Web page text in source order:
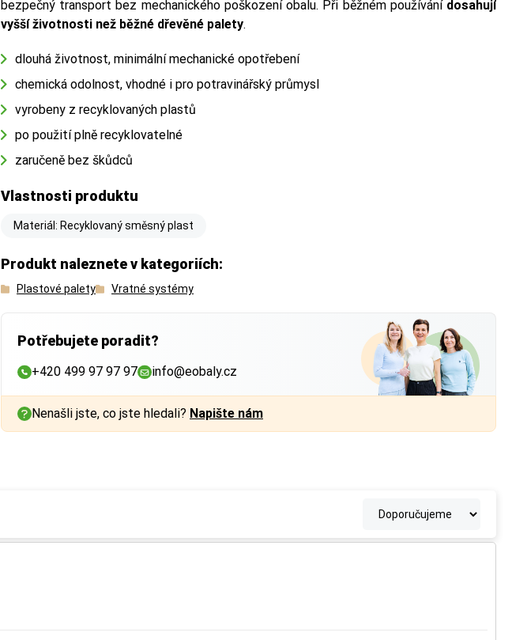
bezpečný transport bez mechanického poškození obalu. Při běžném používání dosahují
vyšší životnosti než běžné dřevěné palety.
dlouhá životnost, minimální mechanické opotřebení
chemická odolnost, vhodné i pro potravinářský průmysl
vyrobeny z recyklovaných plastů
po použití plně recyklovatelné
zaručeně bez škůdců
Vlastnosti produktu
Materiál: Recyklovaný směsný plast
Produkt naleznete v kategoriích:
Plastové palety Vratné systémy
Potřebujete poradit?
+420 499 97 97 97 info@eobaly.cz
Nenašli jste, co jste hledali? Napište nám